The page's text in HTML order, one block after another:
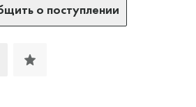
о поступлении